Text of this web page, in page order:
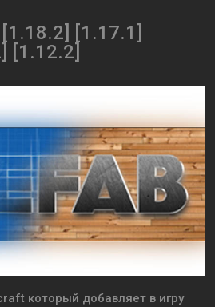
[1.17.1]
[1.12.2]
который добавляет в игру